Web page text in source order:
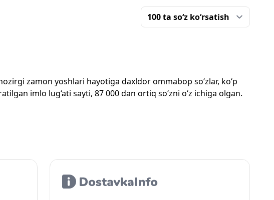
zamon yoshlari hayotiga daxldor ommabop so‘zlar, ko‘p
imlo lug‘ati sayti, 87 000 dan ortiq so‘zni o‘z ichiga olgan.